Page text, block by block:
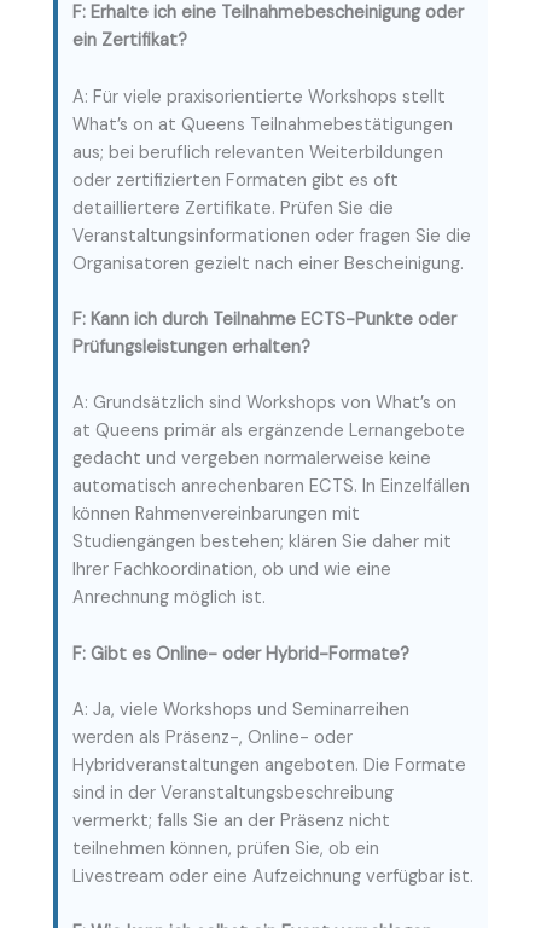
F: Erhalte ich eine Teilnahmebescheinigung oder
ein Zertifikat?
A: Für viele praxisorientierte Workshops stellt
What’s on at Queens Teilnahmebestätigungen
aus; bei beruflich relevanten Weiterbildungen
oder zertifizierten Formaten gibt es oft
detailliertere Zertifikate. Prüfen Sie die
Veranstaltungsinformationen oder fragen Sie die
Organisatoren gezielt nach einer Bescheinigung.
F: Kann ich durch Teilnahme ECTS-Punkte oder
Prüfungsleistungen erhalten?
A: Grundsätzlich sind Workshops von What’s on
at Queens primär als ergänzende Lernangebote
gedacht und vergeben normalerweise keine
automatisch anrechenbaren ECTS. In Einzelfällen
können Rahmenvereinbarungen mit
Studiengängen bestehen; klären Sie daher mit
Ihrer Fachkoordination, ob und wie eine
Anrechnung möglich ist.
F: Gibt es Online- oder Hybrid-Formate?
A: Ja, viele Workshops und Seminarreihen
werden als Präsenz-, Online- oder
Hybridveranstaltungen angeboten. Die Formate
sind in der Veranstaltungsbeschreibung
vermerkt; falls Sie an der Präsenz nicht
teilnehmen können, prüfen Sie, ob ein
Livestream oder eine Aufzeichnung verfügbar ist.